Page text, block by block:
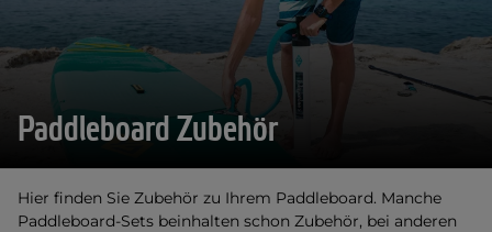
Paddleboard Zubehör
Hier finden Sie Zubehör zu Ihrem Paddleboard. Manche
Paddleboard-Sets beinhalten schon Zubehör, bei anderen